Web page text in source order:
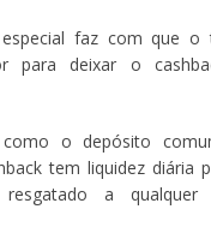
faz com que o
para deixar o
o depósito
tem liquidez diária
a qualquer